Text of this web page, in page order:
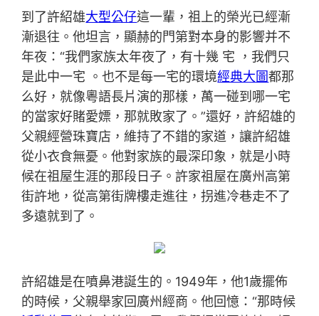
到了許紹雄大型公仔這一輩，祖上的榮光已經漸
漸退往。他坦言，顯赫的門第對本身的影響并不
年夜：“我們家族太年夜了，有十幾 宅 ，我們只
是此中一宅 。也不是每一宅的環境經典大圖都那
么好，就像粵語長片演的那樣，萬一碰到哪一宅
的當家好賭愛嫖，那就敗家了。”還好，許紹雄的
父親經營珠寶店，維持了不錯的家道，讓許紹雄
從小衣食無憂。他對家族的最深印象，就是小時
候在祖屋生涯的那段日子。許家祖屋在廣州高第
街許地，從高第街牌樓走進往，拐進冷巷走不了
多遠就到了。
許紹雄是在噴鼻港誕生的。1949年，他1歲擺佈
的時候，父親舉家回廣州經商。他回憶：“那時候